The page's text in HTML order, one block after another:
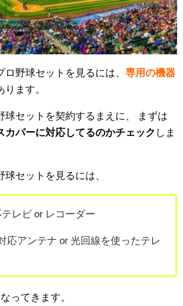
野球セットを見るには、 専用の機器
ります。
球セットを契約するまえに、
まずは
カパーに対応してるのかチェック しま
球セットを見るには、
レビ or レコーダー
応アンテナ or 光回線を使ったテレ
ってきます。